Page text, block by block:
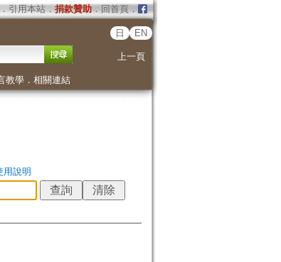
． 引用本站． 捐款贊助．回首頁．
日 EN
上一頁
教學． 相關連結
用說明